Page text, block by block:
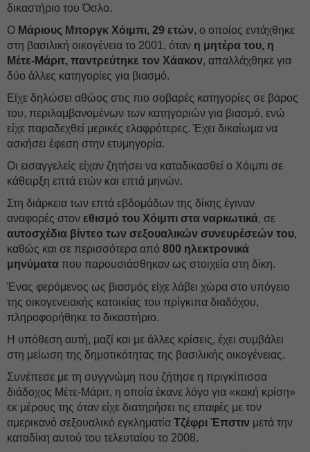
δικαστήριο του Όσλο.
Ο Μάριους Μποργκ Χόιμπι, 29 ετών, ο οποίος εντάχθηκε
στη βασιλική οικογένεια το 2001, όταν η μητέρα του, η
Μέτε-Μάριτ, παντρεύτηκε τον Χάακον, απαλλάχθηκε για
δύο άλλες κατηγορίες για βιασμό.
Είχε δηλώσει αθώος στις πιο σοβαρές κατηγορίες σε βάρος
του, περιλαμβανομένων των κατηγοριών για βιασμό, ενώ
είχε παραδεχθεί μερικές ελαφρότερες. Έχει δικαίωμα να
ασκήσει έφεση στην ετυμηγορία.
Οι εισαγγελείς είχαν ζητήσει να καταδικασθεί ο Χόιμπι σε
κάθειρξη επτά ετών και επτά μηνών.
Στη διάρκεια των επτά εβδομάδων της δίκης έγιναν
αναφορές στον εθισμό του Χόιμπι στα ναρκωτικά, σε
αυτοσχέδια βίντεο των σεξουαλικών συνευρέσεών του,
καθώς και σε περισσότερα από 800 ηλεκτρονικά
μηνύματα που παρουσιάσθηκαν ως στοιχεία στη δίκη.
Ένας φερόμενος ως βιασμός είχε λάβει χώρα στο υπόγειο
της οικογενειακής κατοικίας του πρίγκιπα διαδόχου,
πληροφορήθηκε το δικαστήριο.
Η υπόθεση αυτή, μαζί και με άλλες κρίσεις, έχει συμβάλει
στη μείωση της δημοτικότητας της βασιλικής οικογένειας.
Συνέπεσε με τη συγγνώμη που ζήτησε η πριγκίπισσα
διάδοχος Μέτε-Μάριτ, η οποία έκανε λόγο για «κακή κρίση»
εκ μέρους της όταν είχε διατηρήσει τις επαφές με τον
αμερικανό σεξουαλικό εγκληματία Τζέφρι Έπστιν μετά την
καταδίκη αυτού του τελευταίου το 2008.